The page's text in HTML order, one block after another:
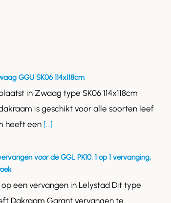
GGU SK06 114x118cm
in Zwaag type SK06 114x118cm
is geschikt voor alle soorten leef
heeft een [...]
voor de GGL PK10. 1 op 1 vervanging,
een vervangen in Lelystad Dit type
Dakraam Garant vervangen te